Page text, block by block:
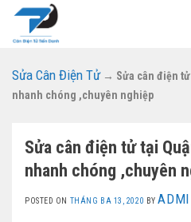
Skip
Sửa Cân Điện Tử→ Sửa cân điện tử
nhanh chóng ,chuyên nghiệp
Sửa cân điện tử tại
nhanh chóng ,chuyên
POSTED ON THÁNG BA 13, 2020 BY